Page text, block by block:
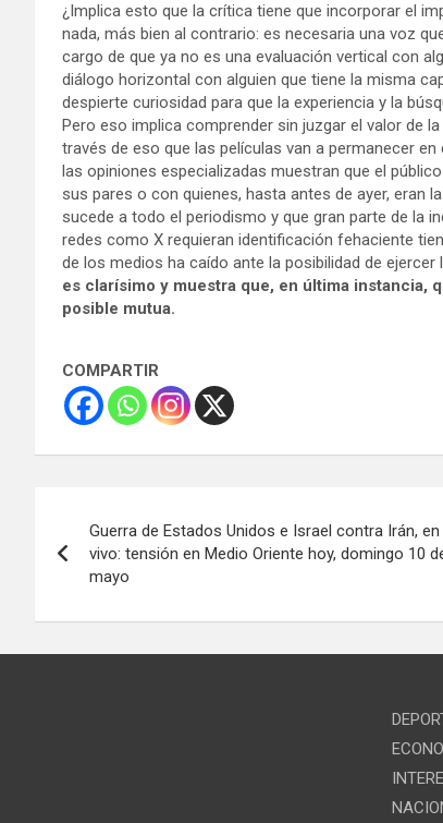
¿Implica esto que la crítica tiene que incorporar el
nada, más bien al contrario: es necesaria una voz
cargo de que ya no es una evaluación vertical con
diálogo horizontal con alguien que tiene la misma
despierte curiosidad para que la experiencia y la
Pero eso implica comprender sin juzgar el valor de
través de eso que las películas van a permanecer
las opiniones especializadas muestran que el
sus pares o con quienes, hasta antes de ayer, eran
sucede a todo el periodismo y que gran parte de la
redes como X requieran identificación fehaciente
de los medios ha caído ante la posibilidad de ejercer
es clarísimo y muestra que, en última instancia,
posible mutua.
COMPARTIR
de
entradas
Guerra de Estados Unidos e Israel contra Irán, en
vivo: tensión en Medio Oriente hoy, domingo 10
mayo